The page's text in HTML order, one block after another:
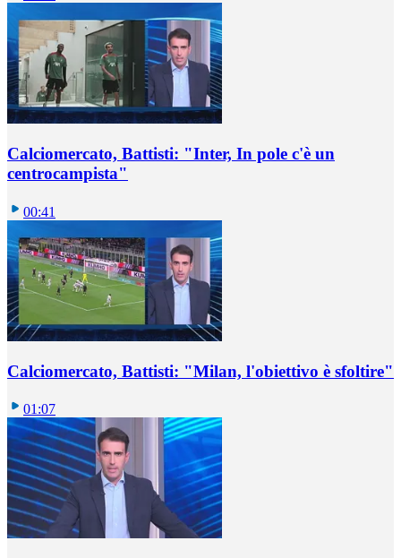
Calciomercato, Battisti: "Inter, In pole c'è un
centrocampista"
00:41
Calciomercato, Battisti: "Milan, l'obiettivo è sfoltire"
01:07